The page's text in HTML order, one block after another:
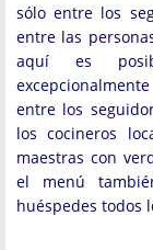
sólo entre los
entre las
aquí es
entre los
los cocineros
maestras con
el menú
huéspedes todos